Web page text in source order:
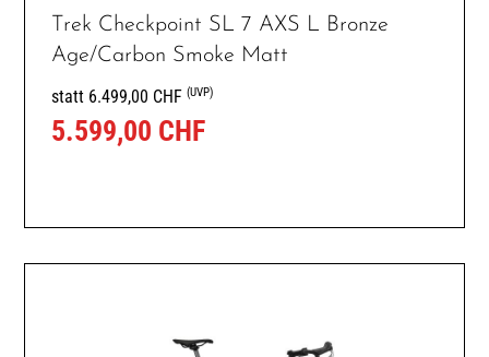
Trek Checkpoint SL 7 AXS L Bronze
Age/Carbon Smoke Matt
statt 6.499,00 CHF(UVP)
5.599,00 CHF